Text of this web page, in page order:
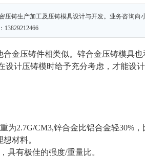
铸生产加工及压铸模具设计与开发。业务咨询向
13829212466
金压铸件相类似。锌合金压铸模具也
设计压铸模时给予充分考虑，才能设
为2.7G/CM3,锌合金比铝合金轻30%
材料。
具有极佳的强度/重量比。